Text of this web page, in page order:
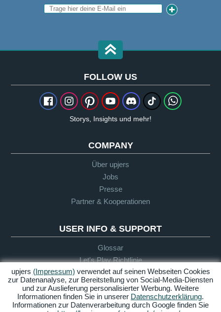
FOLLOW US
Storys, Insights und mehr!
COMPANY
Über upjers
Jobs
Presse
Partner & Kooperationen
USER INFO & SUPPORT
Glossar
Let's Play Richtlinie
Infos für Eltern
Support
upjers (Impressum) verwendet auf seinen Webseiten Cookies
zur Datenanalyse, zur Bereitstellung von Social-Media-Diensten
und zur Auslieferung personalisierter Werbung. Weitere
Informationen finden Sie in unserer Datenschutzerklärung.
Informationen zur Datenverarbeitung durch Google finden Sie